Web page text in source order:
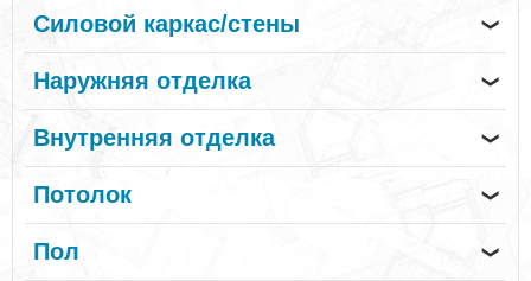
Силовой каркас/стены ❯
Наружняя отделка ❯
Внутренняя отделка ❯
Потолок ❯
Пол ❯